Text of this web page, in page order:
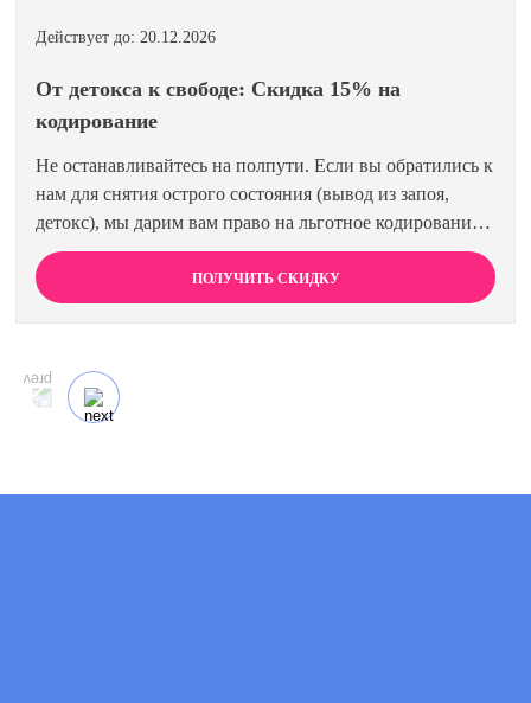
Действует до: 20.12.2026
От детокса к свободе: Скидка 15% на
кодирование
Не останавливайтесь на полпути. Если вы обратились к
нам для снятия острого состояния (вывод из запоя,
детокс), мы дарим вам право на льготное кодирование.
Просто предъявите документ об оплате первичной
процедуры, и получите скидку 15% на любой метод
кодирования в нашей клинике. Ваш путь к трезвости
ПОЛУЧИТЬ СКИДКУ